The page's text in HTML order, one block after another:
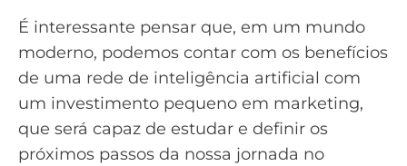
É interessante pensar que, em um mundo
moderno, podemos contar com os benefícios
de uma rede de inteligência artificial com
um investimento pequeno em marketing,
que será capaz de estudar e definir os
próximos passos da nossa jornada no